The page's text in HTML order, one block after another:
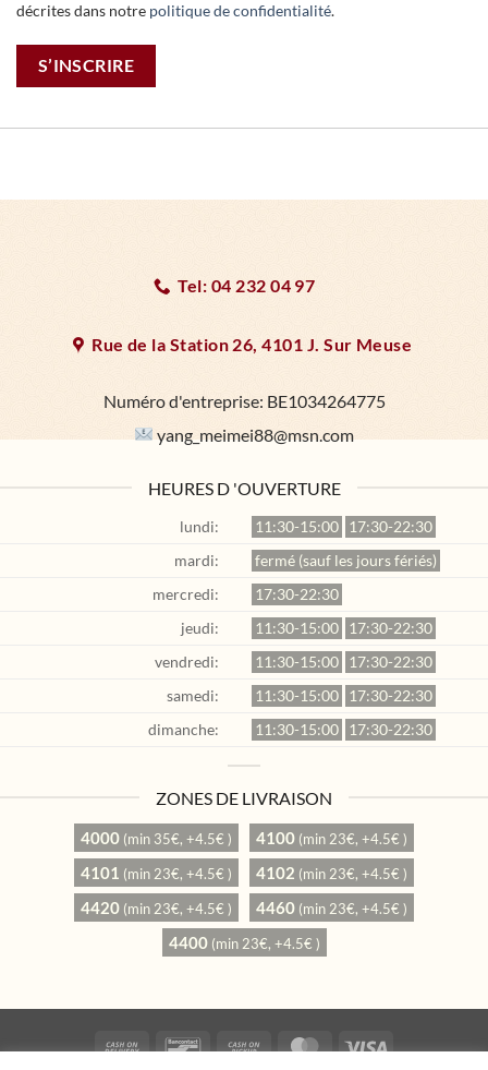
décrites dans notre politique de confidentialité.
S’INSCRIRE
Tel: 04 232 04 97
Rue de la Station 26, 4101 J. Sur Meuse
Numéro d'entreprise: BE1034264775
yang_meimei88@msn.com
HEURES D 'OUVERTURE
lundi: 11:30-15:00 17:30-22:30
mardi:
fermé (sauf les jours fériés)
mercredi:
17:30-22:30
jeudi:
11:30-15:00 17:30-22:30
vendredi:
11:30-15:00 17:30-22:30
samedi:
11:30-15:00 17:30-22:30
dimanche:
11:30-15:00 17:30-22:30
ZONES DE LIVRAISON
4000 (min 35€, +4.5€ ) 4100 (min 23€, +4.5€ )
4101 (min 23€, +4.5€ ) 4102 (min 23€, +4.5€ )
4420 (min 23€, +4.5€ ) 4460 (min 23€, +4.5€ )
4400 (min 23€, +4.5€ )
Cash
BancontactCash
MasterCard